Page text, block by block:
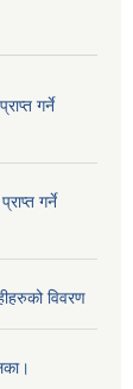
गर्ने
गर्ने
विवरण